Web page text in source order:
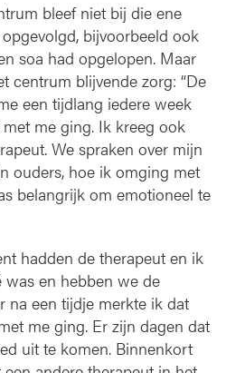
bleef niet bij die ene
bijvoorbeeld ook
soa had opgelopen. Maar
centrum blijvende zorg: “De
een tijdlang iedere week
me ging. Ik kreeg ook
We spraken over mijn
ouders, hoe ik omging met
belangrijk om emotioneel te
hadden de therapeut en ik
en hebben we de
na een tijdje merkte ik dat
me ging. Er zijn dagen dat
uit te komen. Binnenkort